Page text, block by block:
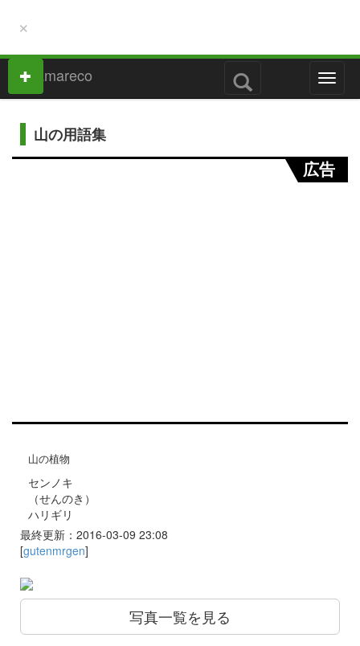
×
M
e
山の用語集
広告
山の植物
センノキ
（せんのき）
ハリギリ
最終更新：2016-03-09 23:08
[gutenmrgen]
写真一覧を見る